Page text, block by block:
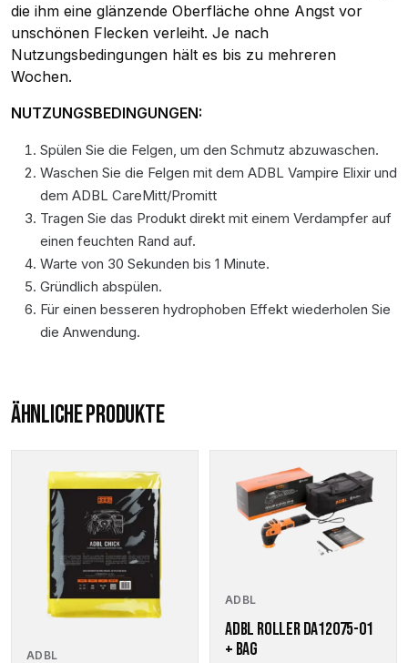
die ihm eine glänzende Oberfläche ohne Angst vor
unschönen Flecken verleiht. Je nach
Nutzungsbedingungen hält es bis zu mehreren
Wochen.
NUTZUNGSBEDINGUNGEN:
Spülen Sie die Felgen, um den Schmutz abzuwaschen.
Waschen Sie die Felgen mit dem ADBL Vampire Elixir und
dem ADBL CareMitt/Promitt
Tragen Sie das Produkt direkt mit einem Verdampfer auf
einen feuchten Rand auf.
Warte von 30 Sekunden bis 1 Minute.
Gründlich abspülen.
Für einen besseren hydrophoben Effekt wiederholen Sie
die Anwendung.
ÄHNLICHE PRODUKTE
ADBL
ADBL
ADBL ROLLER DA12075-01
+ BAG